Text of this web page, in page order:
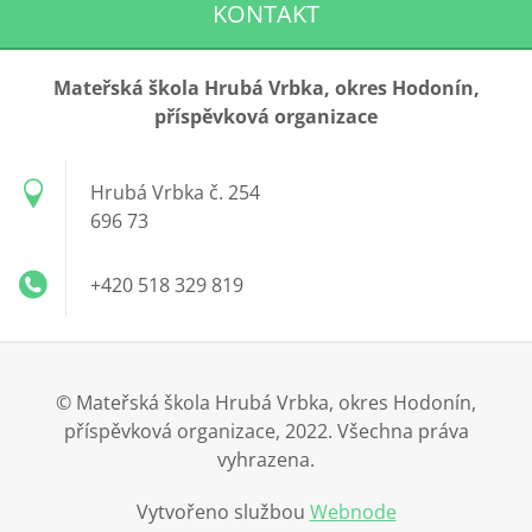
KONTAKT
Mateřská škola Hrubá Vrbka, okres Hodonín,
příspěvková organizace
Hrubá Vrbka č. 254
696 73
+420 518 329 819
© Mateřská škola Hrubá Vrbka, okres Hodonín,
příspěvková organizace, 2022. Všechna práva
vyhrazena.
Vytvořeno službou Webnode